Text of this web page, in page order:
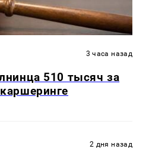
3 часа назад
510 тысяч за
2 дня назад